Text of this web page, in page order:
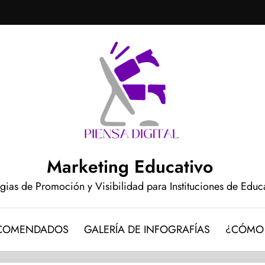
Marketing Educativo
de Promoción y Visibilidad para Instituciones de
GALERÍA DE INFOGRAFÍAS ¿CÓMO